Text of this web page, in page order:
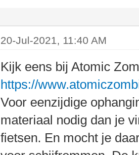
20-Jul-2021, 11:40 AM
Kijk eens bij Atomic
https://
Voor eenzijdige
materiaal nodig dan je
fietsen. En mocht je